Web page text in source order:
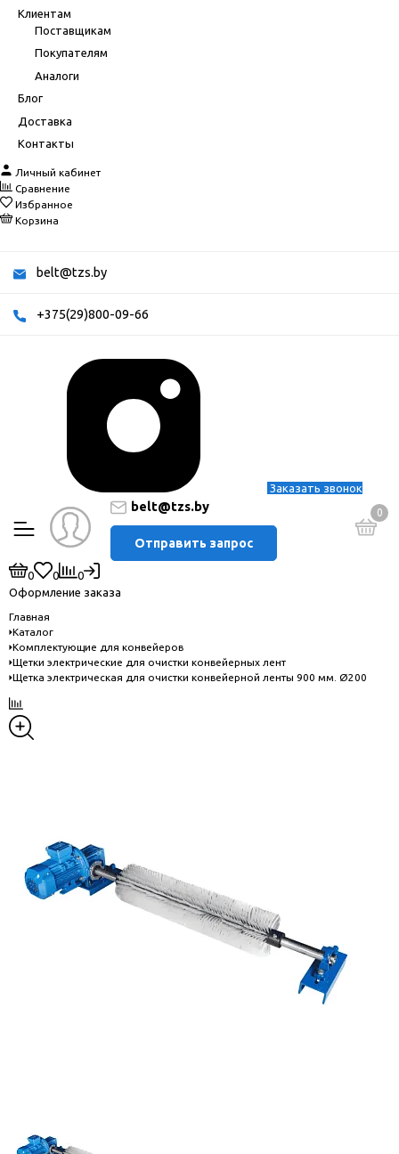
Клиентам
Поставщикам
Покупателям
Аналоги
Блог
Доставка
Контакты
Личный кабинет
Сравнение
Избранное
Корзина
belt@tzs.by
+375(29)800-09-66
Заказать звонок
belt@tzs.by
Отправить запрос
0
0 0
0
Оформление заказа
Главная
Каталог
Комплектующие для конвейеров
Щетки электрические для очистки конвейерных лент
Щетка электрическая для очистки конвейерной ленты 900 мм. Ø200